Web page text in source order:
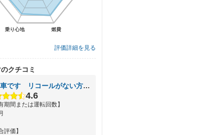
燃費
乗り心地 燃費
乗り心地
評価詳細を見る
クチコミ
いい車です リコールがない方が不思議
4.6
期間または運転回数】
評価】